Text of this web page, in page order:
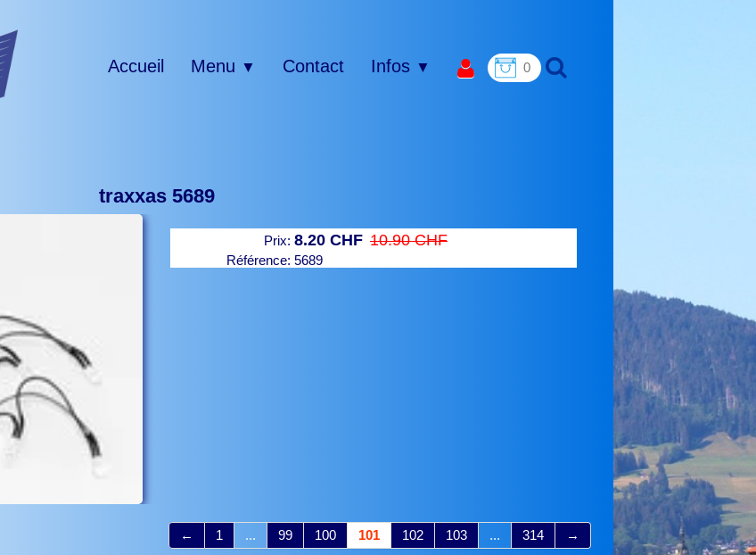
Accueil Menu ▼ Contact Infos ▼ 0
traxxas 5689
Prix: 8.20 CHF 10.90 CHF
Référence: 5689
← 1 ... 99 100 101 102 103 ... 314 →